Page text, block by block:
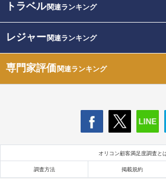
トラベル関連ランキング
レジャー関連ランキング
専門家評価関連ランキング
オリコン顧客満足度調査と
調査方法 掲載規約